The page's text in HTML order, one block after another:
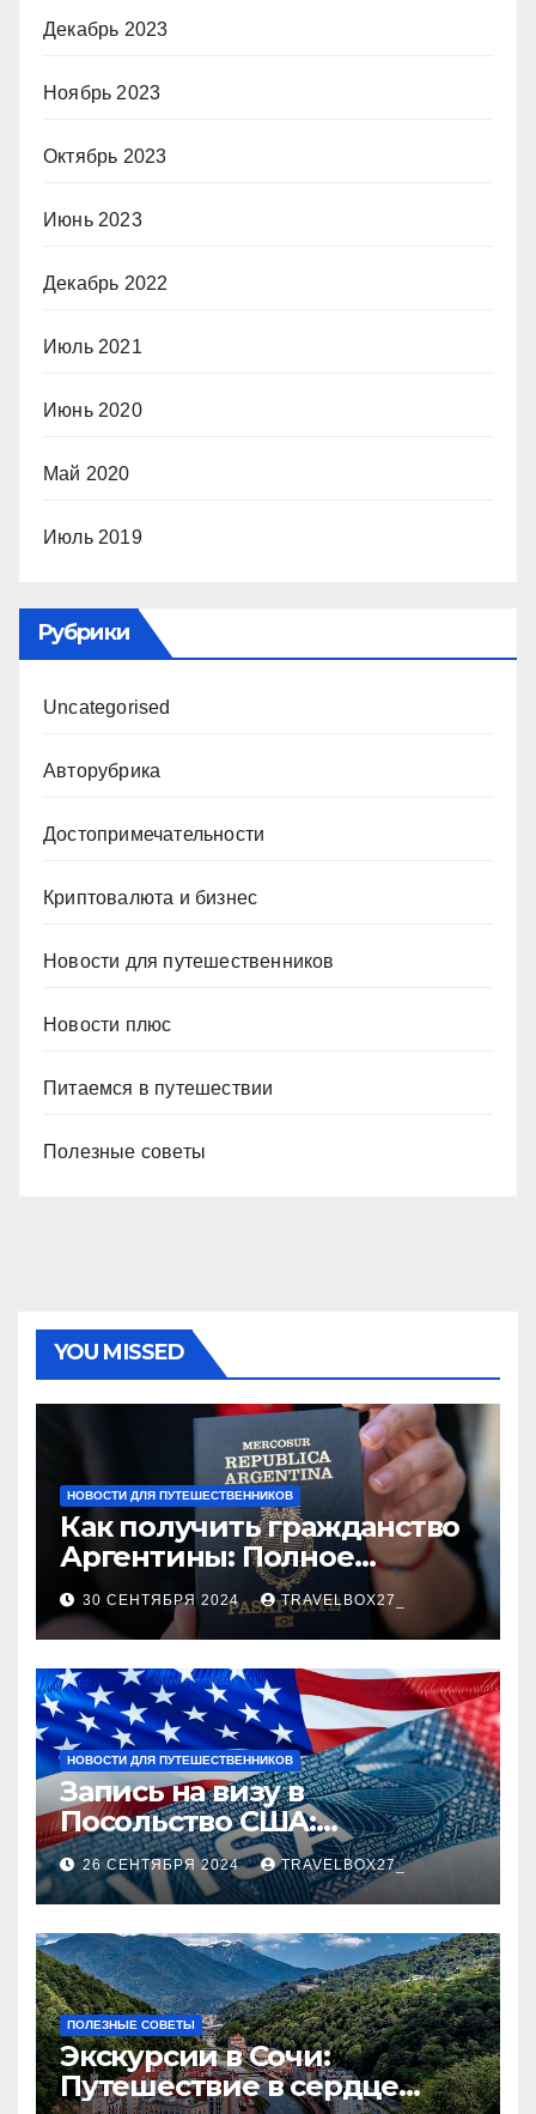
Декабрь 2023
Ноябрь 2023
Октябрь 2023
Июнь 2023
Декабрь 2022
Июль 2021
Июнь 2020
Май 2020
Июль 2019
Рубрики
Uncategorised
Авторубрика
Достопримечательности
Криптовалюта и бизнес
Новости для путешественников
Новости плюс
Питаемся в путешествии
Полезные советы
YOU MISSED
НОВОСТИ ДЛЯ ПУТЕШЕСТВЕННИКОВ
Как получить гражданство
Аргентины: Полное
руководство
30 СЕНТЯБРЯ 2024 TRAVELBOX27_
НОВОСТИ ДЛЯ ПУТЕШЕСТВЕННИКОВ
Запись на визу в
Посольство США:
Пошаговое руководство
26 СЕНТЯБРЯ 2024 TRAVELBOX27_
ПОЛЕЗНЫЕ СОВЕТЫ
Экскурсии в Сочи:
Путешествие в сердце